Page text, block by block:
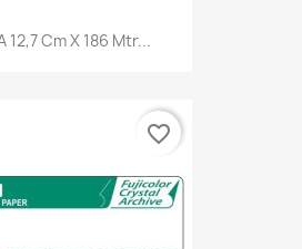
12,7 Cm X 186 Mtr...
favorite_border